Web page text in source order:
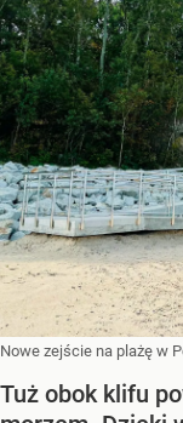
Nowe zejście na plażę w
Tuż obok klifu